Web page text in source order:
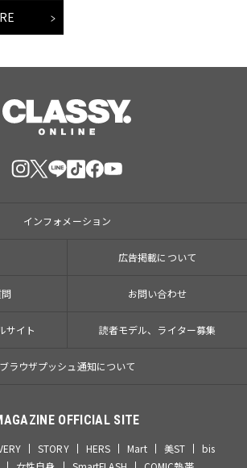
インフォメーション
広告掲載について
お問い合わせ
サイト 読者モデル、ライター募集
ブラウザプッシュ通知について
OFFICIAL SITE
STORY HERS Mart 美ST
bis